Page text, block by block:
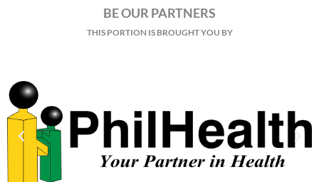
BE OUR PARTNERS
THIS PORTION IS BROUGHT YOU BY